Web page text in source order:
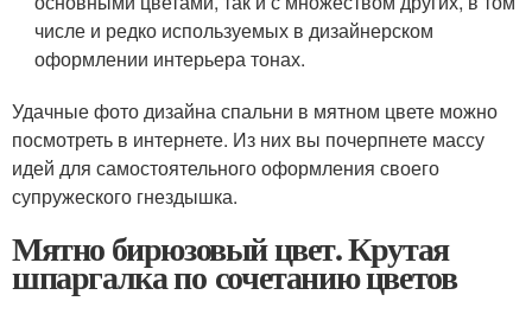
числе и редко используемых в дизайнерском
оформлении интерьера тонах.
Удачные фото дизайна спальни в мятном цвете можно
посмотреть в интернете. Из них вы почерпнете массу
идей для самостоятельного оформления своего
супружеского гнездышка.
Мятно бирюзовый цвет. Крутая
шпаргалка по сочетанию цветов